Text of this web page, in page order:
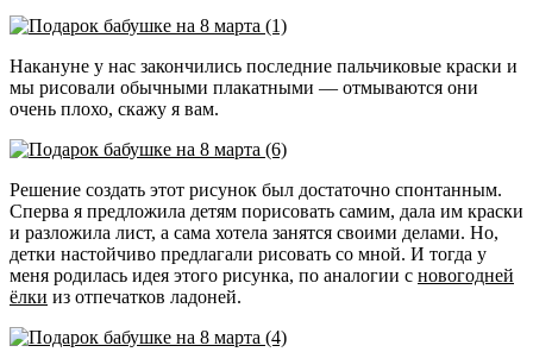
Накануне у нас закончились последние пальчиковые краски и
мы рисовали обычными плакатными — отмываются они
очень плохо, скажу я вам.
Решение создать этот рисунок был достаточно спонтанным.
Сперва я предложила детям порисовать самим, дала им краски
и разложила лист, а сама хотела занятся своими делами. Но,
детки настойчиво предлагали рисовать со мной. И тогда у
меня родилась идея этого рисунка, по аналогии с новогодней
ёлки из отпечатков ладоней.